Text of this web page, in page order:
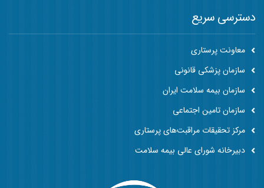
دسترسی سریع
معاونت پرستاری
سازمان پزشکی قانونی
سازمان بیمه سلامت ایران
سازمان تامین اجتماعی
مرکز تحقیقات مراقبت‌های پرستاری
دبیرخانه شورای عالی بیمه سلامت